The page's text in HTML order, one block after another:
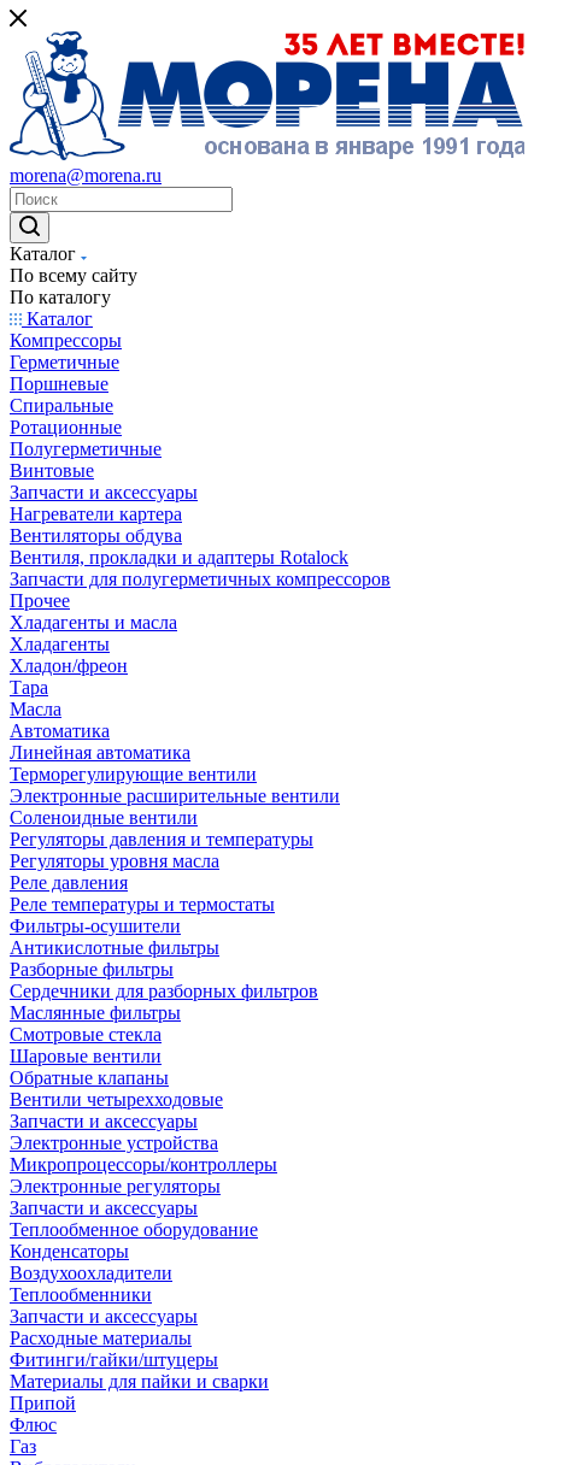
morena@morena.ru
Каталог
По всему сайту
По каталогу
Каталог
Компрессоры
Герметичные
Поршневые
Спиральные
Ротационные
Полугерметичные
Винтовые
Запчасти и аксессуары
Нагреватели картера
Вентиляторы обдува
Вентиля, прокладки и адаптеры Rotalock
Запчасти для полугерметичных компрессоров
Прочее
Хладагенты и масла
Хладагенты
Хладон/фреон
Тара
Масла
Автоматика
Линейная автоматика
Терморегулирующие вентили
Электронные расширительные вентили
Соленоидные вентили
Регуляторы давления и температуры
Регуляторы уровня масла
Реле давления
Реле температуры и термостаты
Фильтры-осушители
Антикислотные фильтры
Разборные фильтры
Сердечники для разборных фильтров
Маслянные фильтры
Смотровые стекла
Шаровые вентили
Обратные клапаны
Вентили четырехходовые
Запчасти и аксессуары
Электронные устройства
Микропроцессоры/контроллеры
Электронные регуляторы
Запчасти и аксессуары
Теплообменное оборудование
Конденсаторы
Воздухоохладители
Теплообменники
Запчасти и аксессуары
Расходные материалы
Фитинги/гайки/штуцеры
Материалы для пайки и сварки
Припой
Флюс
Газ